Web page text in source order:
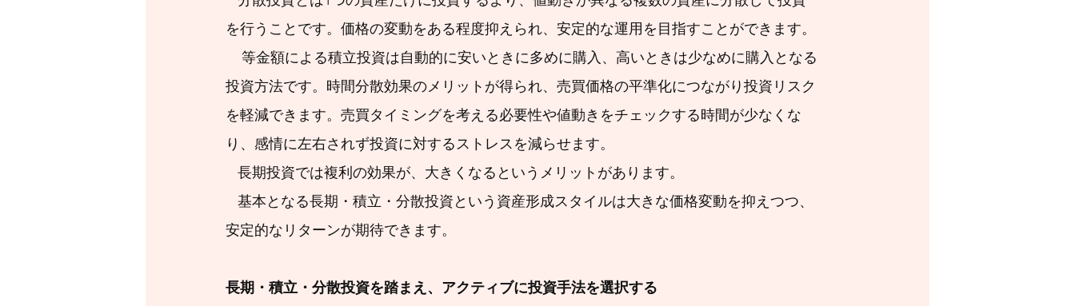
を行うことです。価格の変動をある程度抑えられ、安定的な運用を目指すことができます。
投資方法です。時間分散効果のメリットが得られ、売買価格の平準化につながり投資リスク
を軽減できます。売買タイミングを考える必要性や値動きをチェックする時間が少なくな
り、感情に左右されず投資に対するストレスを減らせます。
   長期投資では複利の効果が、大きくなるというメリットがあります。
安定的なリターンが期待できます。
長期・積立・分散投資を踏まえ、アクティブに投資手法を選択する